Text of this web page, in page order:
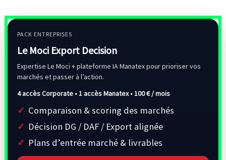
PACK ENTREPRISES
Le Moci Export Decision
Expertise Le Moci + plateforme IA Manatex pour prioriser vos
marchés et passer à l’action.
4 accès Corporate • 1 accès Manatex •100 € / mois
Comparaison & scoring des marchés
Décision DG / DAF / Export alignée
Plans d’entrée marché & livrables